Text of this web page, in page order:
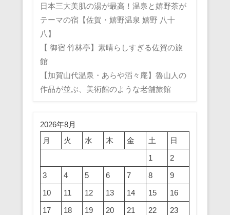
日本三大美肌の湯が最高！温泉と嬉野茶が
テーマの宿【佐賀・嬉野温泉 嬉野 八十
八】
【 御宿 竹林亭】素晴らしすぎる佐賀の旅
館
【加賀山代温泉・あらや滔々庵】魯山人の
作品が並ぶ、美術館のような老舗旅館
2026年8月
月
火 水 木 金 土
日
1
2
3
4 5 6 7 8
9
10
11 12 13 14 15
16
17
18 19 20 21 22
23